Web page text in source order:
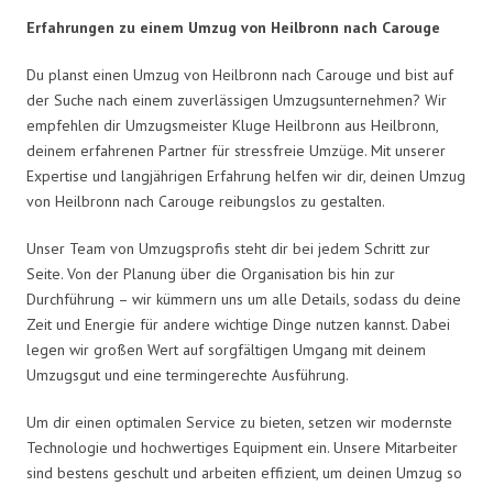
Erfahrungen zu einem Umzug von Heilbronn nach Carouge
Du planst einen Umzug von Heilbronn nach Carouge und bist auf
der Suche nach einem zuverlässigen Umzugsunternehmen? Wir
empfehlen dir Umzugsmeister Kluge Heilbronn aus Heilbronn,
deinem erfahrenen Partner für stressfreie Umzüge. Mit unserer
Expertise und langjährigen Erfahrung helfen wir dir, deinen Umzug
von Heilbronn nach Carouge reibungslos zu gestalten.
Unser Team von Umzugsprofis steht dir bei jedem Schritt zur
Seite. Von der Planung über die Organisation bis hin zur
Durchführung – wir kümmern uns um alle Details, sodass du deine
Zeit und Energie für andere wichtige Dinge nutzen kannst. Dabei
legen wir großen Wert auf sorgfältigen Umgang mit deinem
Umzugsgut und eine termingerechte Ausführung.
Um dir einen optimalen Service zu bieten, setzen wir modernste
Technologie und hochwertiges Equipment ein. Unsere Mitarbeiter
sind bestens geschult und arbeiten effizient, um deinen Umzug so